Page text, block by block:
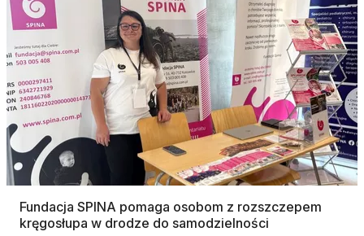
Fundacja SPINA pomaga osobom z rozszczepem
kręgosłupa w drodze do samodzielności